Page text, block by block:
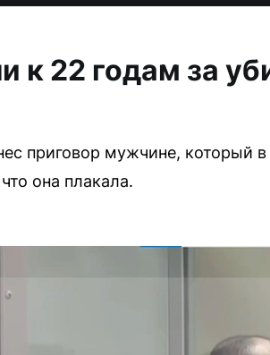
к 22 годам за
приговор мужчине, который
она плакала.